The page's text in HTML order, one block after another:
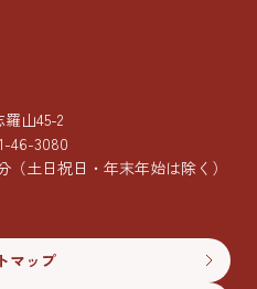
山45-2
46-3080
（土日祝日・年末年始は除く）
マップ